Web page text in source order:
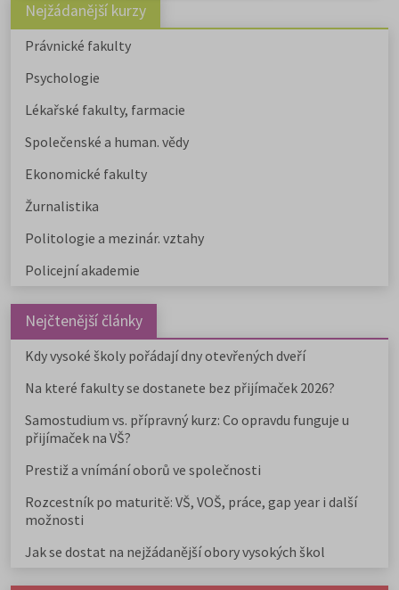
Nejžádanější kurzy
Právnické fakulty
Psychologie
Lékařské fakulty, farmacie
Společenské a human. vědy
Ekonomické fakulty
Žurnalistika
Politologie a mezinár. vztahy
Policejní akademie
Nejčtenější články
Kdy vysoké školy pořádají dny otevřených dveří
Na které fakulty se dostanete bez přijímaček 2026?
Samostudium vs. přípravný kurz: Co opravdu funguje u
přijímaček na VŠ?
Prestiž a vnímání oborů ve společnosti
Rozcestník po maturitě: VŠ, VOŠ, práce, gap year i další
možnosti
Jak se dostat na nejžádanější obory vysokých škol